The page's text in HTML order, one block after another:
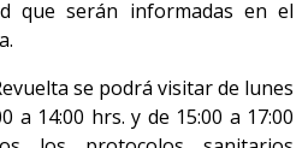
que serán informadas en el
se podrá visitar de lunes
a 14:00 hrs. y de 15:00 a 17:00